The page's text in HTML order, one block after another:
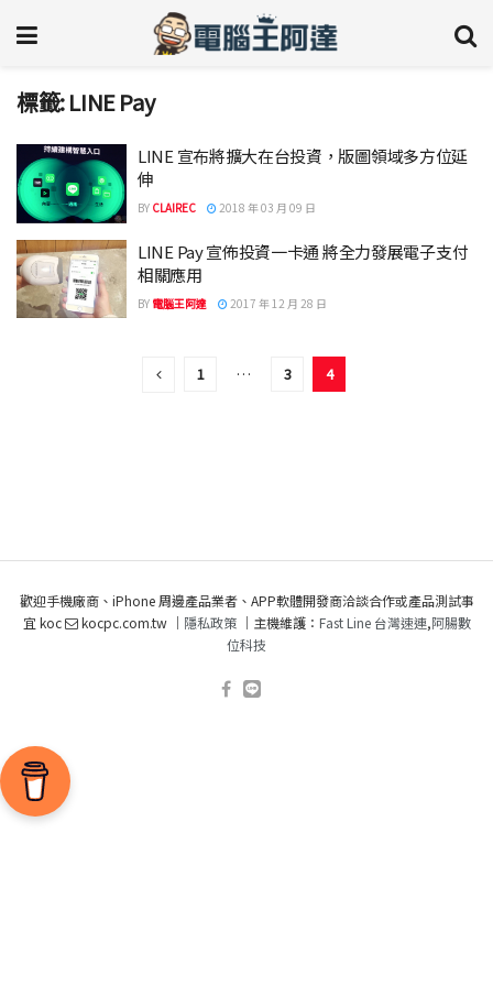
標籤:LINE Pay
LINE 宣布將擴大在台投資，版圖領域多方位延
伸
BY CLAIREC 2018 年 03 月 09 日
LINE Pay 宣佈投資一卡通 將全力發展電子支付
相關應用
BY 電腦王阿達 2017 年 12 月 28 日
1 … 3 4
歡迎手機廠商、iPhone 周邊產品業者、APP軟體開發商洽談合作或產品測試事
宜 koc
kocpc.com.tw ｜ 隱私政策｜主機維護： Fast Line 台灣速連,阿腸數
位科技